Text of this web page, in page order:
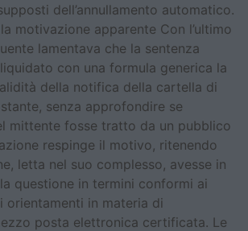
dell’annullamento automatico.
motivazione apparente Con l’ultimo
lamentava che la sentenza
liquidato con una formula generica la
della notifica della cartella di
senza approfondire se
mittente fosse tratto da un pubblico
respinge il motivo, ritenendo
letta nel suo complesso, avesse in
questione in termini conformi ai
orientamenti in materia di
posta elettronica certificata. Le